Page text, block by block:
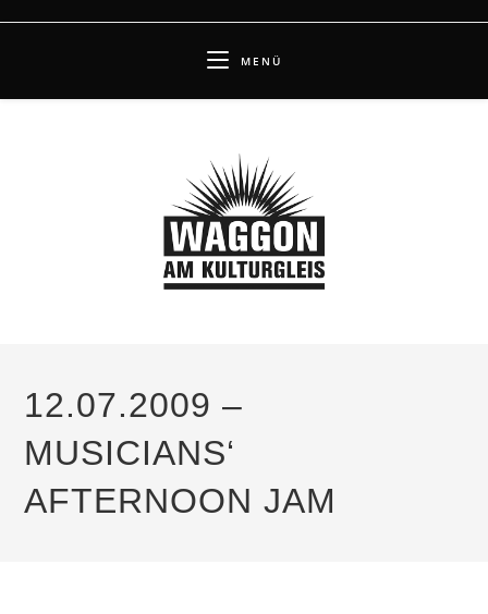
MENÜ
12.07.2009 –
MUSICIANS‘
AFTERNOON JAM